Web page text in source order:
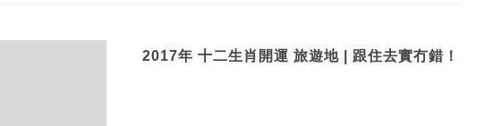
2017年 十二生肖開運 旅遊地 | 跟住去實冇錯！